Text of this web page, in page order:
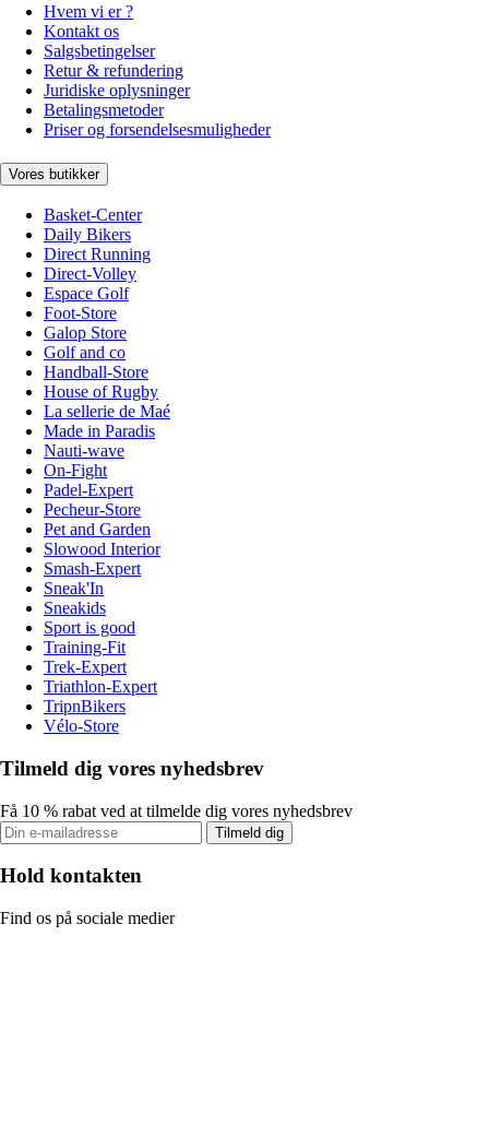
Hvem vi er ?
Kontakt os
Salgsbetingelser
Retur & refundering
Juridiske oplysninger
Betalingsmetoder
Priser og forsendelsesmuligheder
Vores butikker
Basket-Center
Daily Bikers
Direct Running
Direct-Volley
Espace Golf
Foot-Store
Galop Store
Golf and co
Handball-Store
House of Rugby
La sellerie de Maé
Made in Paradis
Nauti-wave
On-Fight
Padel-Expert
Pecheur-Store
Pet and Garden
Slowood Interior
Smash-Expert
Sneak'In
Sneakids
Sport is good
Training-Fit
Trek-Expert
Triathlon-Expert
TripnBikers
Vélo-Store
Tilmeld dig vores nyhedsbrev
Få 10 % rabat ved at tilmelde dig vores nyhedsbrev
Tilmeld dig
Hold kontakten
Find os på sociale medier